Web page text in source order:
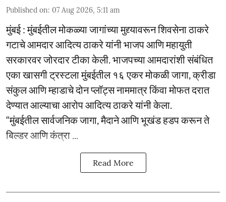
Published on: 07 Aug 2026, 5:11 am
मुंबई : मुंबईतील मोकळ्या जागांच्या मुद्द्यावरून शिवसेना ठाकरे
गटाचे आमदार आदित्य ठाकरे यांनी भाजप आणि महायुती
सरकारवर जोरदार टीका केली. भाजपच्या आमदारांशी संबंधित
एका खासगी ट्रस्टला मुंबईतील १६ एकर मोकळी जागा, क्रीडा
संकुल आणि म्हाडाचे दोन प्लॉट्स नाममात्र किंवा मोफत दरात
देण्यात आल्याचा आरोप आदित्य ठाकरे यांनी केला.
“मुंबईतील सार्वजनिक जागा, मैदाने आणि भूखंड हडप करून ते
बिल्डर आणि कंत्रा ...
Read More